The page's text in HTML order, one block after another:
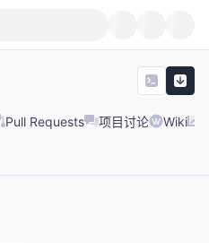
Pull Requests 项目讨论 Wiki